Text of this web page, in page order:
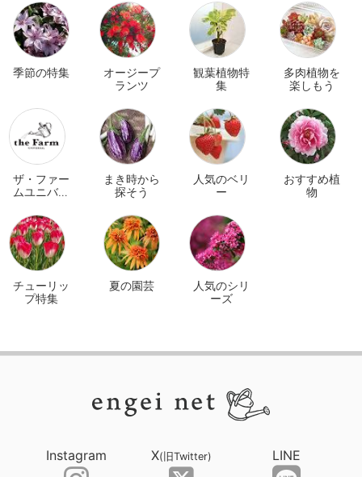
季節の特集
オージープ
ランツ
観葉植物特
集
多肉植物を
楽しもう
ザ・ファー
ムユニバー
イン
まき時から
探そう
人気のベリ
ー
おすすめ植
物
チューリッ
プ特集
夏の園芸
人気のシリ
ーズ
Instagram X(旧Twitter) LINE